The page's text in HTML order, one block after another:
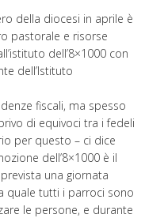
della diocesi in aprile è
pastorale e risorse
dell’8×1000 con
dell’Istituto
fiscali, ma spesso
di equivoci tra i fedeli
per questo – ci dice
dell’8×1000 è il
una giornata
quale tutti i parroci sono
le persone, e durante